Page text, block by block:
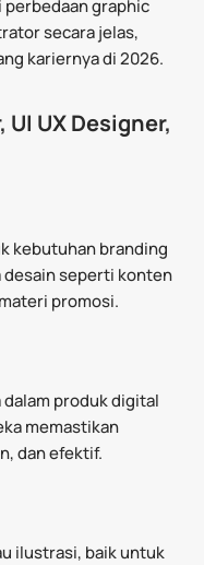
perbedaan graphic
secara jelas,
kariernya di 2026.
UX Designer,
kebutuhan branding
desain seperti konten
promosi.
dalam produk digital
memastikan
dan efektif.
ilustrasi, baik untuk